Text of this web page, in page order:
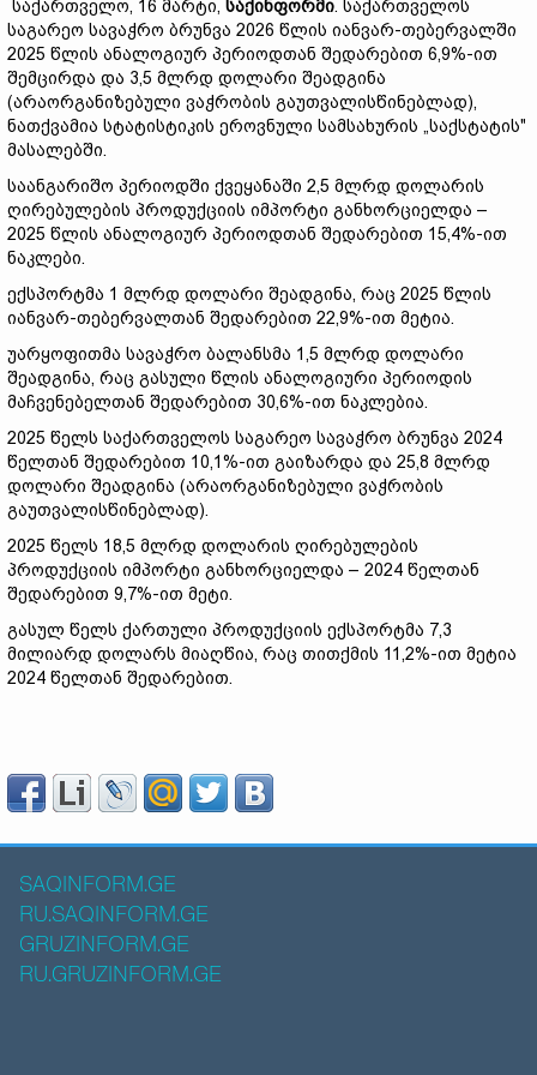
საქართველო, 16 მარტი, საქინფორმი. საქართველოს
საგარეო სავაჭრო ბრუნვა 2026 წლის იანვარ-თებერვალში
2025 წლის ანალოგიურ პერიოდთან შედარებით 6,9%-ით
შემცირდა და 3,5 მლრდ დოლარი შეადგინა
(არაორგანიზებული ვაჭრობის გაუთვალისწინებლად),
ნათქვამია სტატისტიკის ეროვნული სამსახურის „საქსტატის"
მასალებში.
საანგარიშო პერიოდში ქვეყანაში 2,5 მლრდ დოლარის
ღირებულების პროდუქციის იმპორტი განხორციელდა –
2025 წლის ანალოგიურ პერიოდთან შედარებით 15,4%-ით
ნაკლები.
ექსპორტმა 1 მლრდ დოლარი შეადგინა, რაც 2025 წლის
იანვარ-თებერვალთან შედარებით 22,9%-ით მეტია.
უარყოფითმა სავაჭრო ბალანსმა 1,5 მლრდ დოლარი
შეადგინა, რაც გასული წლის ანალოგიური პერიოდის
მაჩვენებელთან შედარებით 30,6%-ით ნაკლებია.
2025 წელს საქართველოს საგარეო სავაჭრო ბრუნვა 2024
წელთან შედარებით 10,1%-ით გაიზარდა და 25,8 მლრდ
დოლარი შეადგინა (არაორგანიზებული ვაჭრობის
გაუთვალისწინებლად).
2025 წელს 18,5 მლრდ დოლარის ღირებულების
პროდუქციის იმპორტი განხორციელდა – 2024 წელთან
შედარებით 9,7%-ით მეტი.
გასულ წელს ქართული პროდუქციის ექსპორტმა 7,3
მილიარდ დოლარს მიაღწია, რაც თითქმის 11,2%-ით მეტია
2024 წელთან შედარებით.
SAQINFORM.GE
RU.SAQINFORM.GE
GRUZINFORM.GE
RU.GRUZINFORM.GE